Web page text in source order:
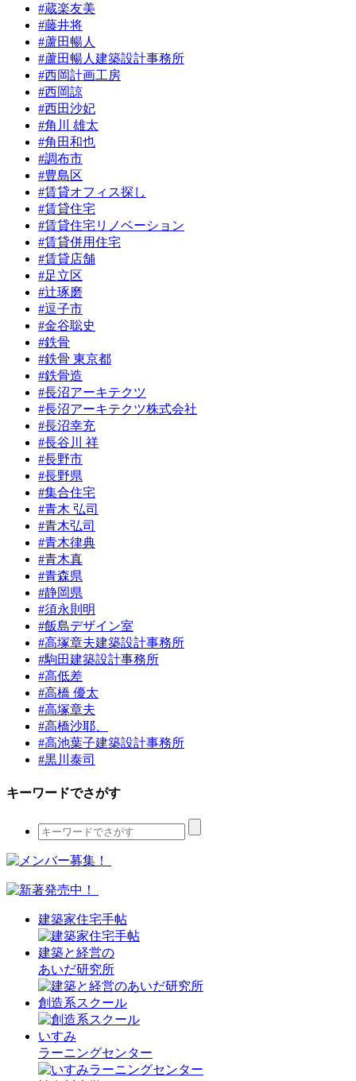
#蔵楽友美
#藤井将
#蘆田暢人
#蘆田暢人建築設計事務所
#西岡計画工房
#西岡諒
#西田沙妃
#角川 雄太
#角田和也
#調布市
#豊島区
#賃貸オフィス探し
#賃貸住宅
#賃貸住宅リノベーション
#賃貸併用住宅
#賃貸店舗
#足立区
#辻琢磨
#逗子市
#金谷聡史
#鉄骨
#鉄骨 東京都
#鉄骨造
#長沼アーキテクツ
#長沼アーキテクツ株式会社
#長沼幸充
#長谷川 祥
#長野市
#長野県
#集合住宅
#青木 弘司
#青木弘司
#青木律典
#青木真
#青森県
#静岡県
#須永則明
#飯島デザイン室
#高塚章夫建築設計事務所
#駒田建築設計事務所
#高低差
#高橋 優太
#高塚章夫
#高橋沙耶、
#高池葉子建築設計事務所
#黒川泰司
キーワードでさがす
建築家住宅手帖
建築と経営の
あいだ研究所
創造系スクール
いすみ
ラーニングセンター